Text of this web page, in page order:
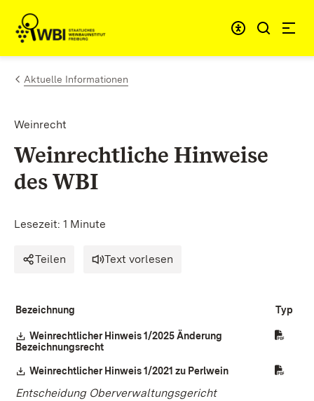
Zum Inhalt springen
Link zur Startseite
Aktuelle Informationen
Weinrecht
Weinrechtliche Hinweise
des WBI
Lesezeit: 1 Minute
Teilen Text vorlesen
Bezeichnung Typ
Download:
Weinrechtlicher Hinweis 1/2025 Änderung
Bezeichnungsrecht
Download:
Weinrechtlicher Hinweis 1/2021 zu Perlwein(Öffnet in neuem
Entscheidung Oberverwaltungsgericht